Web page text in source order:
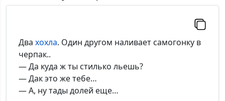
Два хохла. Один другом наливает самогонку в
черпак..
— Да куда ж ты стилько льешь?
— Дак это же тебе…
— А, ну тады долей еще…